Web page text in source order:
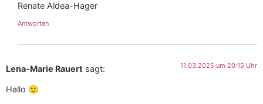
Renate Aldea-Hager
Antworten
Lena-Marie Rauert sagt: 11.03.2025 um 20:15 Uhr
Hallo 🙂